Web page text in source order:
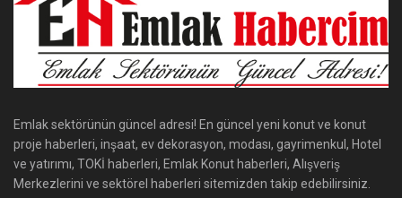
Emlak sektörünün güncel adresi! En güncel yeni konut ve konut
proje haberleri, inşaat, ev dekorasyon, modası, gayrimenkul, Hotel
ve yatırımı, TOKİ haberleri, Emlak Konut haberleri, Alışveriş
Merkezlerini ve sektörel haberleri sitemizden takip edebilirsiniz.